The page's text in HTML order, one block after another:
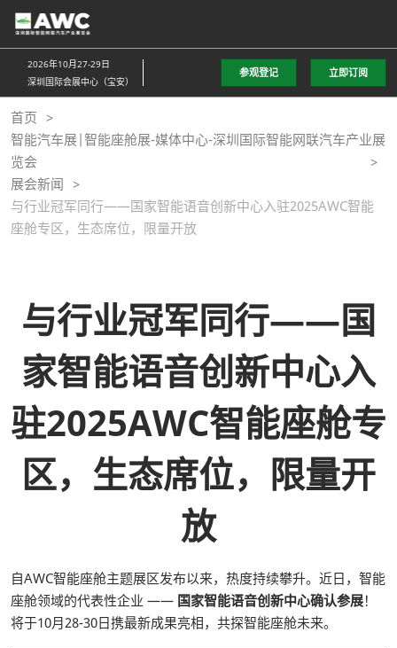
直
接
跳
至
内
容
2026年10月27-29日
深圳国际会展中心（宝安）
参观登记 立即订阅
首页
智能汽车展|智能座舱展-媒体中心-深圳国际智能网联汽车产业展
览会
展会新闻
与行业冠军同行——国家智能语音创新中心入驻2025AWC智能
座舱专区，生态席位，限量开放
与行业冠军同行——国
家智能语音创新中心入
驻2025AWC智能座舱专
区，生态席位，限量开
放
自AWC智能座舱主题展区发布以来，热度持续攀升。近日，智能
座舱领域的代表性企业 —— 国家智能语音创新中心确认参展！
将于10月28-30日携最新成果亮相，共探智能座舱未来。